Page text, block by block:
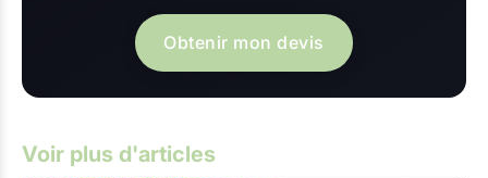
Obtenir mon devis
Voir plus d'articles